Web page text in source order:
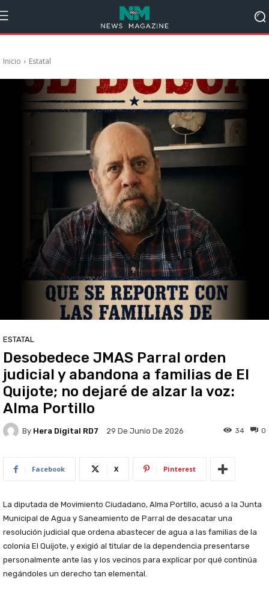
Inicio Estatal
ESTATAL
Desobedece JMAS Parral orden
judicial y abandona a familias de El
Quijote; no dejaré de alzar la voz:
Alma Portillo
By Hera Digital RD7 29 De Junio De 2026 0
34
Facebook X Pinterest
La diputada de Movimiento Ciudadano, Alma Portillo, acusó a la Junta
Municipal de Agua y Saneamiento de Parral de desacatar una
resolución judicial que ordena abastecer de agua a las familias de la
colonia El Quijote, y exigió al titular de la dependencia presentarse
personalmente ante las y los vecinos para explicar por qué continúa
negándoles un derecho tan elemental.